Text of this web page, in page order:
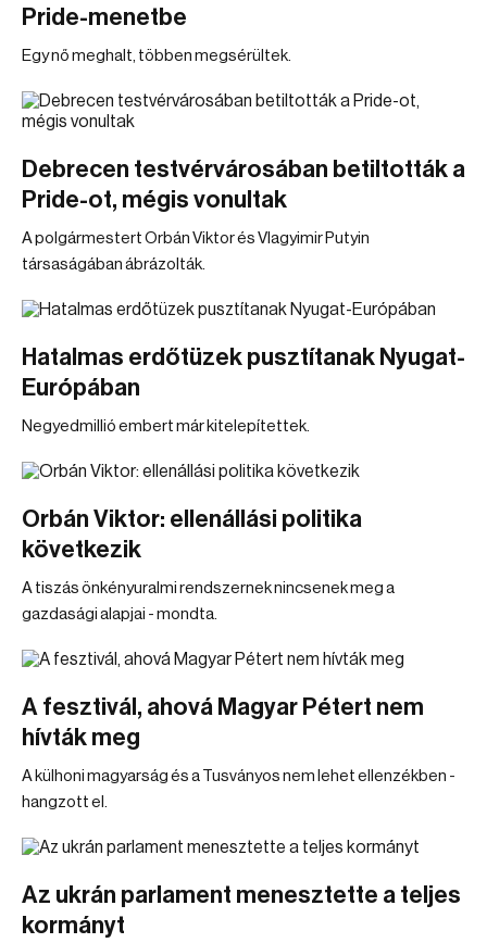
Pride-menetbe
Egy nő meghalt, többen megsérültek.
Debrecen testvérvárosában betiltották a
Pride-ot, mégis vonultak
A polgármestert Orbán Viktor és Vlagyimir Putyin
társaságában ábrázolták.
Hatalmas erdőtüzek pusztítanak Nyugat-
Európában
Negyedmillió embert már kitelepítettek.
Orbán Viktor: ellenállási politika
következik
A tiszás önkényuralmi rendszernek nincsenek meg a
gazdasági alapjai - mondta.
A fesztivál, ahová Magyar Pétert nem
hívták meg
A külhoni magyarság és a Tusványos nem lehet ellenzékben -
hangzott el.
Az ukrán parlament menesztette a teljes
kormányt